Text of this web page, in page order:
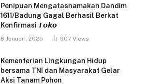
Penipuan Mengatasnamakan Dandim
1611/Badung Gagal Berhasil Berkat
Konfirmasi 𝙏𝙤𝙠𝙤
8 Januari, 2025 907 Views
Kementerian Lingkungan Hidup
bersama TNI dan Masyarakat Gelar
Aksi Tanam Pohon